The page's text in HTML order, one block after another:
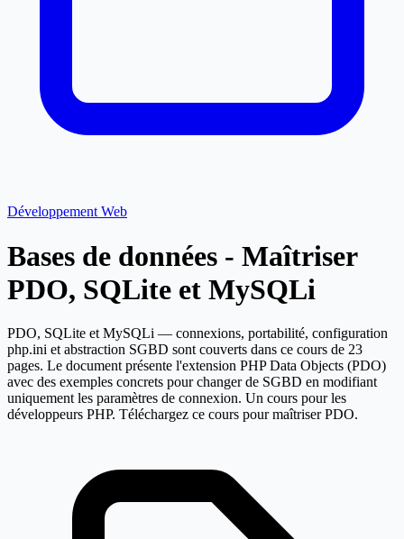
Développement Web
Bases de données - Maîtriser
PDO, SQLite et MySQLi
PDO, SQLite et MySQLi — connexions, portabilité, configuration
php.ini et abstraction SGBD sont couverts dans ce cours de 23
pages. Le document présente l'extension PHP Data Objects (PDO)
avec des exemples concrets pour changer de SGBD en modifiant
uniquement les paramètres de connexion. Un cours pour les
développeurs PHP. Téléchargez ce cours pour maîtriser PDO.